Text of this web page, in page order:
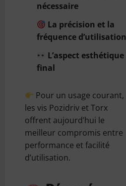
nécessaire
La précision et la
fréquence d’utilisation
L’aspect esthétique
final
Pour un usage courant,
les vis Pozidriv et Torx
offrent aujourd’hui le
meilleur compromis entre
performance et facilité
d’utilisation.